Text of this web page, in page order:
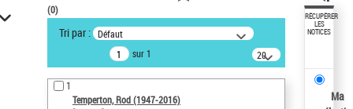
VOTRE RECHERCHE
Recherche avancée dans les
notices d’autorité
Œuvres liées à l'auteur :
Temperton, Rod (1947-2016)
(0)
Tri par : Défaut
sur 1
20
résultats/page
1
Temperton, Rod (1947-2016)
RÉCUPÉRER
LES
NOTICES
Ma